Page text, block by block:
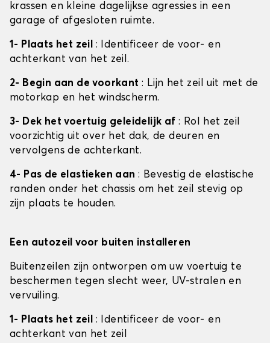
krassen en kleine dagelijkse agressies in een
garage of afgesloten ruimte.
1- Plaats het zeil : Identificeer de voor- en
achterkant van het zeil.
2- Begin aan de voorkant : Lijn het zeil uit met de
motorkap en het windscherm.
3- Dek het voertuig geleidelijk af : Rol het zeil
voorzichtig uit over het dak, de deuren en
vervolgens de achterkant.
4- Pas de elastieken aan : Bevestig de elastische
randen onder het chassis om het zeil stevig op
zijn plaats te houden.
Een autozeil voor buiten installeren
Buitenzeilen zijn ontworpen om uw voertuig te
beschermen tegen slecht weer, UV-stralen en
vervuiling.
1- Plaats het zeil : Identificeer de voor- en
achterkant van het zeil